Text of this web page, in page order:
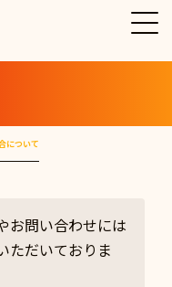
について
お問い合わせには
ただいておりま